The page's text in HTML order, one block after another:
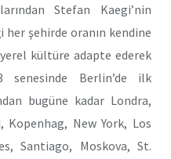
Stefan Kaegi’nin
şehirde oranın kendine
kültüre adapte ederek
senesinde Berlin’de ilk
bugüne kadar Londra,
Kopenhag, New York, Los
Santiago, Moskova, St.